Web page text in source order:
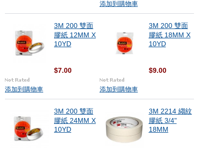
添加到購物車
3M 200 雙面
膠紙 12MM X
10YD
$7.00
添加到購物車
3M 200 雙面
膠紙 18MM X
10YD
$9.00
添加到購物車
3M 200 雙面
膠紙 24MM X
10YD
3M 2214 縐紋
膠紙 3/4"
18MM